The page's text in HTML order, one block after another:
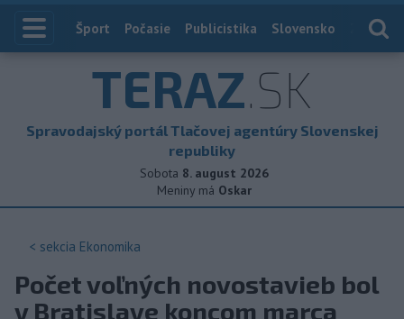
Index
Šport Počasie Publicistika Slovensko
TERAZ.SK
Spravodajský portál Tlačovej agentúry Slovenskej
republiky
Sobota 8. august 2026
Meniny má Oskar
< sekcia Ekonomika
Počet voľných novostavieb bol
v Bratislave koncom marca